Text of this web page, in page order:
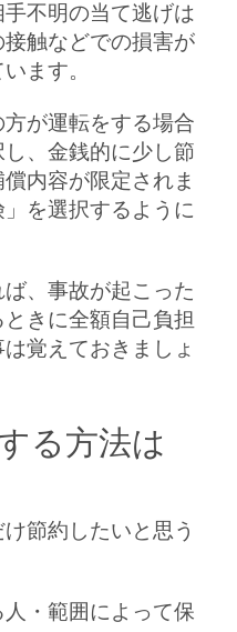
不明の当て逃げは
触などでの損害が
ます。
が運転をする場合
、金銭的に少し節
内容が限定されま
を選択するように
、事故が起こった
きに全額自己負担
覚えておきましょ
る方法は
節約したいと思う
・範囲によって保